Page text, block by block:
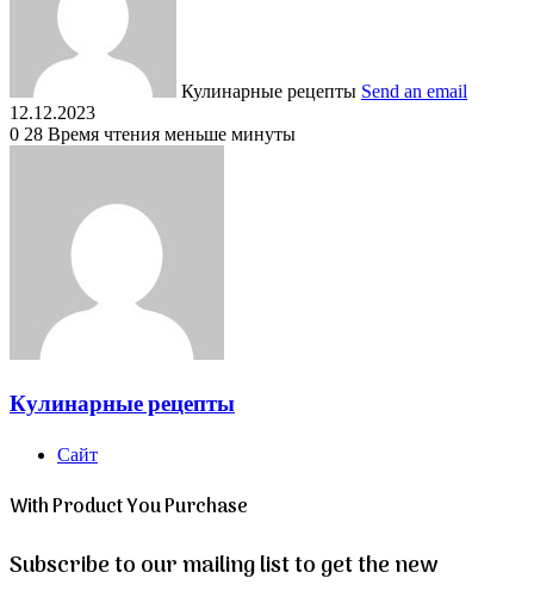
Кулинарные рецепты Send an email
12.12.2023
0 28 Время чтения меньше минуты
Кулинарные рецепты
Сайт
With Product You Purchase
Subscribe to our mailing list to get the new